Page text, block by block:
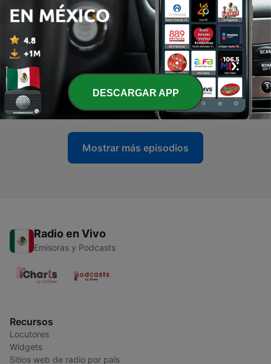
38 - Tortas y Cafeces
37 - Secuestrador
18 mayo 2016
36 - Quiero Ver El Video
18 mayo 2016
Mostrar más episodios
Radio en Vivo
Emisoras y Podcasts
Recursos
Locutores
Widgets
Sitios web de radio por país
DESCARGAR APP